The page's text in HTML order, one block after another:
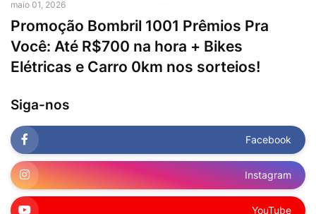
maio 01, 2026
Promoção Bombril 1001 Prêmios Pra
Você: Até R$700 na hora + Bikes
Elétricas e Carro 0km nos sorteios!
Siga-nos
Facebook
Instagram
YouTube